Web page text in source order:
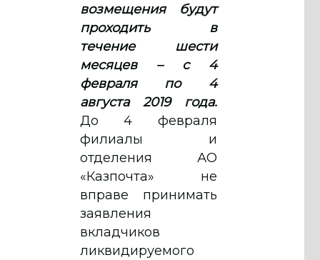
возмещения будут
проходить в
течение шести
месяцев – с 4
февраля по 4
августа 2019 года.
До 4 февраля
филиалы и
отделения АО
«Казпочта» не
вправе принимать
заявления
вкладчиков
ликвидируемого